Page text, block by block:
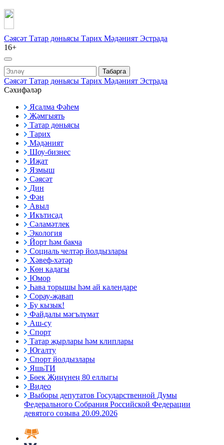
Сәясәт Татар дөньясы Тарих Мәдәният Эстрада
16+
Табарга
Сәясәт Татар дөньясы Тарих Мәдәният Эстрада
Сәхифәләр
Ясалма Фәһем
Җәмгыять
Татар дөньясы
Тарих
Мәдәният
Шоу-бизнес
Иҗат
Язмыш
Сәясәт
Дин
Фән
Авыл
Икътисад
Сәламәтлек
Экология
Йорт һәм бакча
Социаль челтәр йолдызлары
Хәвеф-хәтәр
Көн кадагы
Юмор
Һава торышы һәм ай календаре
Сорау-җавап
Бу кызык!
Файдалы мәгълүмат
Аш-су
Спорт
Татар җырлары һәм клиплары
Югалту
Спорт йолдызлары
ЯшьТИ
Бөек Җиңүнең 80 еллыгы
Видео
Выборы депутатов Государственной Думы
Федерального Собрания Российской Федерации
девятого созыва 20.09.2026